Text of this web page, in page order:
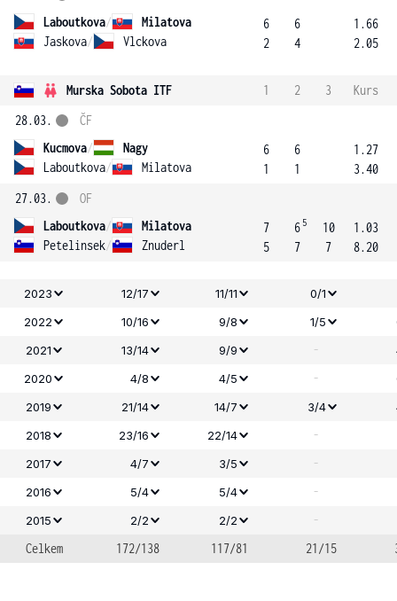
Laboutkova/
Milatova
Jaskova/ Vlckova
6
2
6
4
1.66
2.05
Murska Sobota ITF 1 2 3
Kurs
28.03.
Kucmova/
Nagy
Laboutkova/ Milatova
ČF
6
1
6
1
1.27
3.40
27.03.
Laboutkova/
Milatova
Petelinsek/ Znuderl
OF
7
5
6 5
7
10
7
1.03
8.20
2023 12/17 11/11
0/1
2022
10/16 9/8 1/5
2021
13/14 9/9 -
2020
4/8 4/5 -
2019
21/14 14/7 3/4
2018
23/16 22/14 -
2017 4/7 3/5 -
2016 5/4 5/4 -
2015 2/2 2/2
-
Celkem
172/138 117/81 21/15